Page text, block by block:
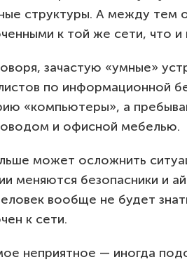
структуры. А между тем
к той же сети, что и
зачастую «умные»
по информационной
«компьютеры», а
и офисной мебелью.
может осложнить
меняются безопасники и
вообще не будет
к сети.
неприятное — иногда